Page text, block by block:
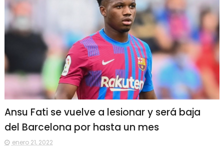
Ansu Fati se vuelve a lesionar y será baja
del Barcelona por hasta un mes
enero 21, 2022